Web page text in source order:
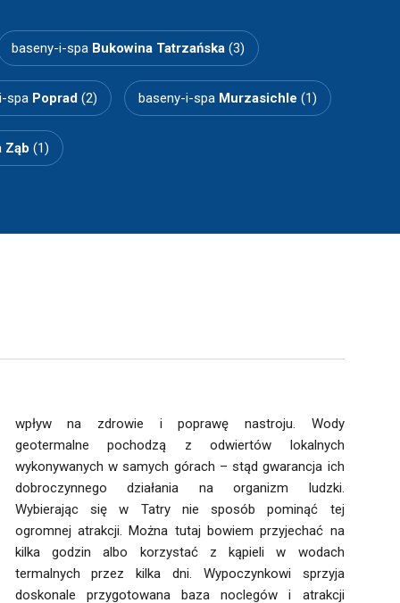
baseny-i-spa Bukowina Tatrzańska(3)
spa Poprad (2) baseny-i-spa Murzasichle (1)
Ząb (1)
wpływ na zdrowie i poprawę nastroju. Wody
geotermalne pochodzą z odwiertów lokalnych
wykonywanych w samych górach – stąd gwarancja ich
dobroczynnego działania na organizm ludzki.
Wybierając się w Tatry nie sposób pominąć tej
ogromnej atrakcji. Można tutaj bowiem przyjechać na